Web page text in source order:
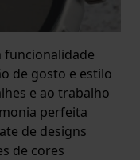
funcionalidade
de gosto e estilo
e ao trabalho
perfeita
de designs
de cores